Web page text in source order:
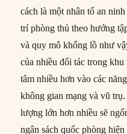
cách là một nhân tố an
trí phòng thủ theo hướng
và quy mô khổng lồ như
của nhiều đối tác trong
tâm nhiều hơn vào các
không gian mạng và vũ
lượng lớn hơn nhiều sẽ
ngân sách quốc phòng